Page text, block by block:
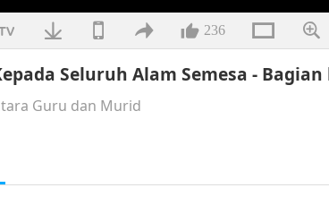
236
Seluruh Alam Semesa -
Guru dan Murid